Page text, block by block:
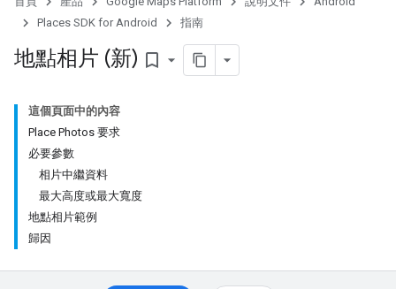
Places SDK for Android
指南
地點相片 (新) bookmark_border
這個頁面中的內容
Place Photos 要求
必要參數
相片中繼資料
最大高度或最大寬度
地點相片範例
歸因